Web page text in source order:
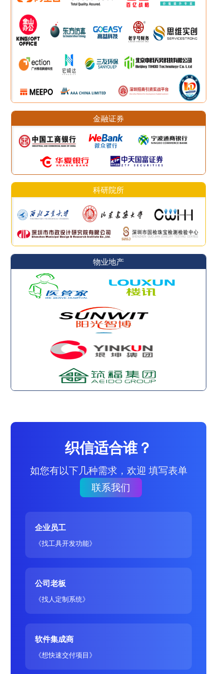
金融证券
科研院所
物业地产
织信适合谁？
如您有以下几种需求，欢迎 填写表单
联系我们
企业员工
《找工具开发功能》
公司老板
《找人定制系统》
软件集成商
《想快速交付项目》